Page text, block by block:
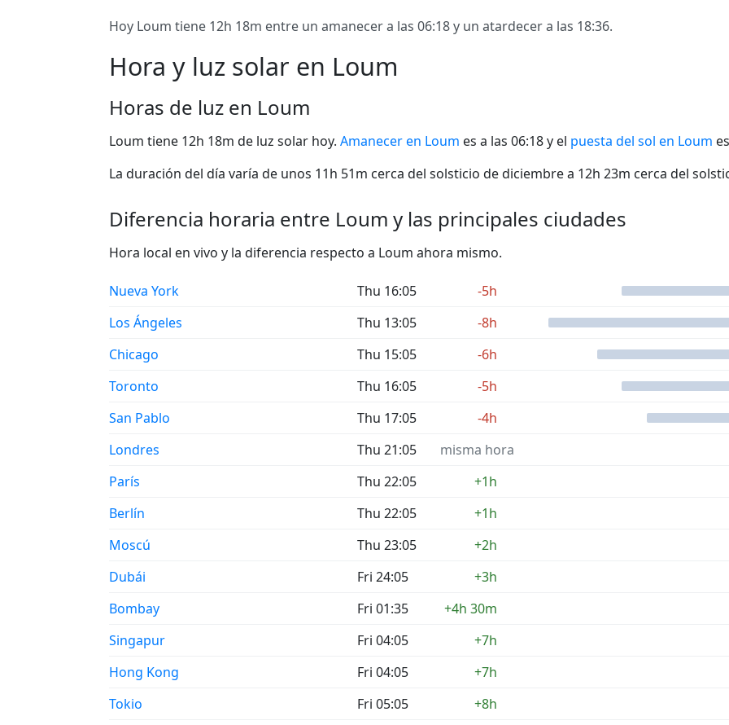
Hoy Loum tiene 12h 18m entre un amanecer a las 06:18 y un atardecer a las 18:36.
Hora y luz solar en Loum
Horas de luz en Loum
Loum tiene 12h 18m de luz solar hoy. Amanecer en Loum es a las 06:18 y el puesta del sol en Loum
La duración del día varía de unos 11h 51m cerca del solsticio de diciembre a 12h 23m cerca del
Diferencia horaria entre Loum y las principales ciudades
Hora local en vivo y la diferencia respecto a Loum ahora mismo.
Nueva York Thu 16:05
-5h
Los Ángeles
Thu 13:05
-8h
Chicago
Thu 15:05
-6h
Toronto
Thu 16:05
-5h
San Pablo
Thu 17:05
-4h
Londres
Thu 21:05
misma hora
París
Thu 22:05
+1h
Berlín
Thu 22:05
+1h
Moscú
Thu 23:05
+2h
Dubái
Fri 24:05
+3h
Bombay
Fri 01:35
+4h 30m
Singapur
Fri 04:05
+7h
Hong Kong
Fri 04:05
+7h
Tokio
Fri 05:05
+8h